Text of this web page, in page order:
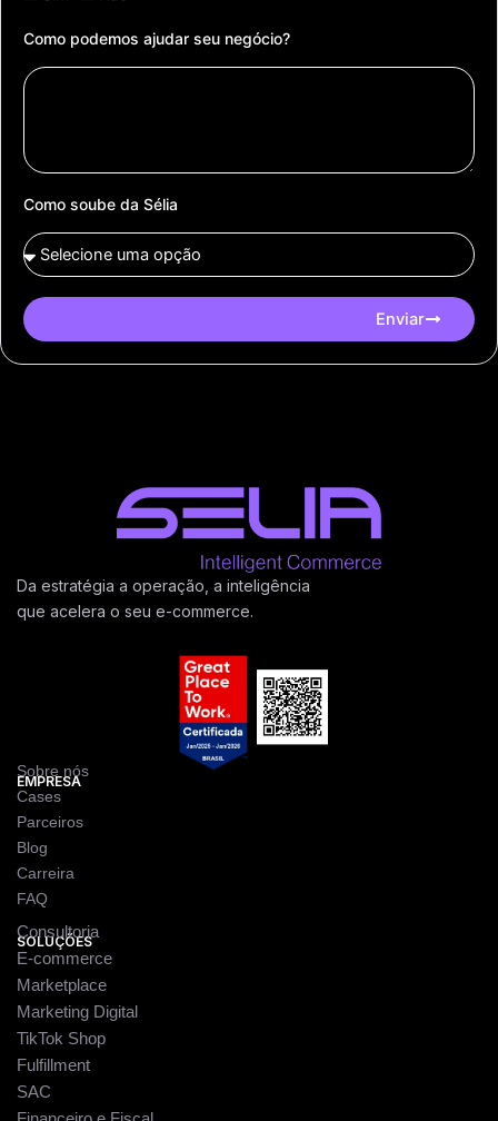
Como podemos ajudar seu negócio?
Como soube da Sélia
Enviar
Da estratégia a operação, a inteligência
que acelera o seu e-commerce.
EMPRESA
Sobre nós
Cases
Parceiros
Blog
Carreira
FAQ
SOLUÇÕES
Consultoria
E-commerce
Marketplace
Marketing Digital
TikTok Shop
Fulfillment
SAC